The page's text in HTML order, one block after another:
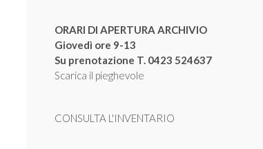
ORARI DI APERTURA ARCHIVIO
Giovedì ore 9-13
Su prenotazione T. 0423 524637
Scarica il pieghevole
CONSULTA L'INVENTARIO